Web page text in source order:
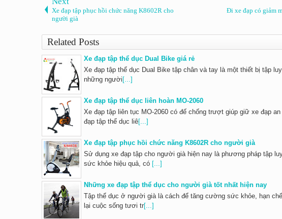
Xe đạp tập phục hồi chức năng K8602R cho
người già
Đi xe đạp có giảm
Related Posts
Xe đạp tập thể dục Dual Bike giá rẻ
Xe đạp tập thể dục Dual Bike tập chân và tay là một thiết bị tập
những người[...]
Xe đạp tập thể dục liên hoàn MO-2060
Xe đạp tập liên tục MO-2060 có đế chống trượt giúp giữ xe đạp
đạp tập thể dục liê[...]
Xe đạp tập phục hồi chức năng K8602R cho người già
Sử dụng xe đạp tập cho người già hiện nay là phương pháp tập
sức khỏe hiệu quả, có [...]
Những xe đạp tập thể dục cho người già tốt nhất hiện nay
Tập thể dục ở người già là cách để tăng cường sức khỏe, hạn
lại cuộc sống tươi tr[...]